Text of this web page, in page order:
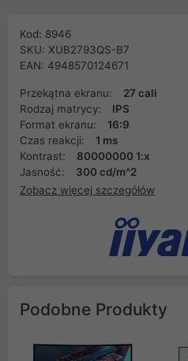
Kod: 8946
SKU: XUB2793QS-B7
EAN: 4948570124671
Przekątna ekranu:
27 cali
Rodzaj matrycy:
IPS
Format ekranu:
16:9
Czas reakcji:
1 ms
Kontrast:
80000000 1:x
Jasność:
300 cd/m^2
Zobacz więcej szczegółów
Podobne Produkty